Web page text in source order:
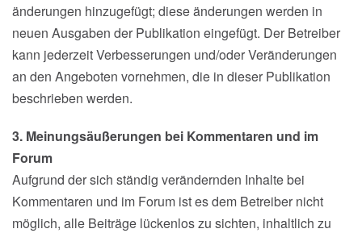
änderungen hinzugefügt; diese änderungen werden in
neuen Ausgaben der Publikation eingefügt. Der Betreiber
kann jederzeit Verbesserungen und/oder Veränderungen
an den Angeboten vornehmen, die in dieser Publikation
beschrieben werden.
3. Meinungsäußerungen bei Kommentaren und im
Forum
Aufgrund der sich ständig verändernden Inhalte bei
Kommentaren und im Forum ist es dem Betreiber nicht
möglich, alle Beiträge lückenlos zu sichten, inhaltlich zu